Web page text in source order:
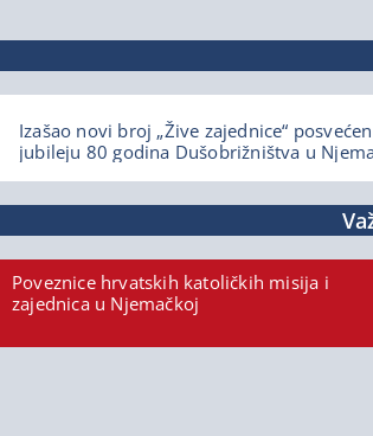
Izašao novi broj „Žive zajednice“ posvećen
jubileju 80 godina Dušobrižništva u
Poveznice hrvatskih katoličkih misija i
zajednica u Njemačkoj